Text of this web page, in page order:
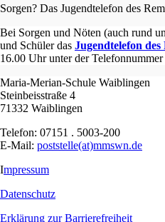
Sorgen? Das Jugend­te­le­fon des
Bei Sorgen und Nöten (auch rund
und Schüler das Jugend­te­le­fon
16.00 Uhr unter der
Maria-Merian-Schule Waiblingen
Steinbeisstraße 4
71332 Waiblingen
Telefon: 07151 . 5003-200
E-Mail: poststelle(at)mmswn.de
Impressum
Datenschutz
Erklärung zur Barrierefreiheit